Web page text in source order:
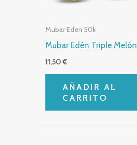
Mubar Eden 50k
Mubar Edén Triple Melón
11,50€
AÑADIR AL
CARRITO